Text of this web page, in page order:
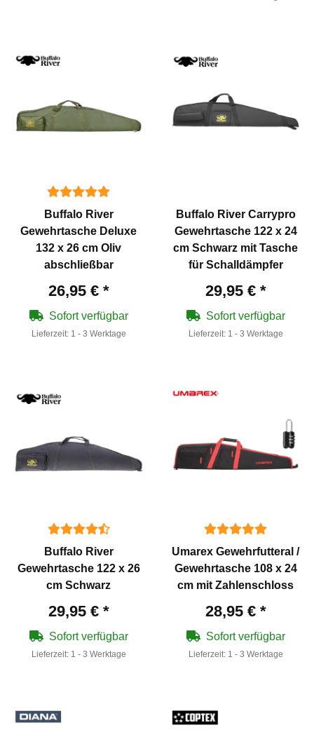
Buffalo River
Gewehrtasche Deluxe
132 x 26 cm Oliv
abschließbar
26,95 € *
Sofort verfügbar
Lieferzeit: 1 - 3 Werktage
Buffalo River Carrypro
Gewehrtasche 122 x 24
cm Schwarz mit Tasche
für Schalldämpfer
29,95 € *
Sofort verfügbar
Lieferzeit: 1 - 3 Werktage
Buffalo River
Gewehrtasche 122 x 26
cm Schwarz
29,95 € *
Sofort verfügbar
Lieferzeit: 1 - 3 Werktage
Umarex Gewehrfutteral /
Gewehrtasche 108 x 24
cm mit Zahlenschloss
28,95 € *
Sofort verfügbar
Lieferzeit: 1 - 3 Werktage